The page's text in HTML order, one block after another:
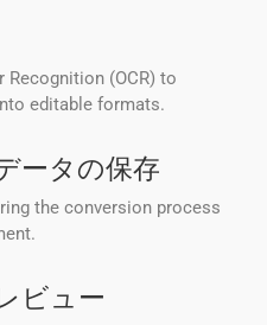
Recognition (OCR) to
editable formats.
ータの保存
the conversion process
ビュー